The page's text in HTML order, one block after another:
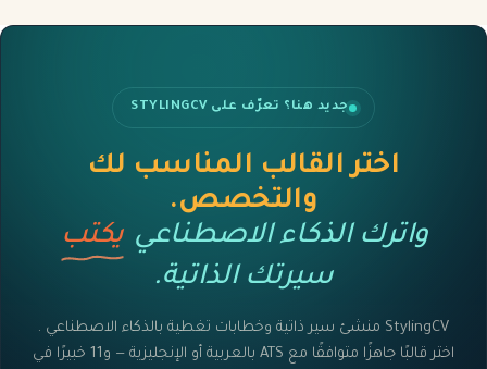
جديد هنا؟ تعرّف على STYLINGCV
اختر القالب المناسب لك
والتخصص.
واترك الذكاء الاصطناعي يكتب
سيرتك الذاتية.
StylingCV منشئ سير ذاتية وخطابات تغطية بالذكاء الاصطناعي .
اختر قالبًا جاهزًا متوافقًا مع ATS بالعربية أو الإنجليزية — و11 خبيرًا في